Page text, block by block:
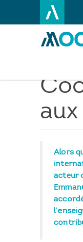
principal
Alors
acteur